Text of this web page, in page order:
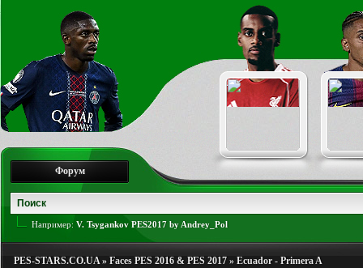
Форум
Например: V. Tsygankov PES2017 by Andrey_Pol
PES-STARS.CO.UA» Faces PES 2016 & PES 2017 » Ecuador - Primera A